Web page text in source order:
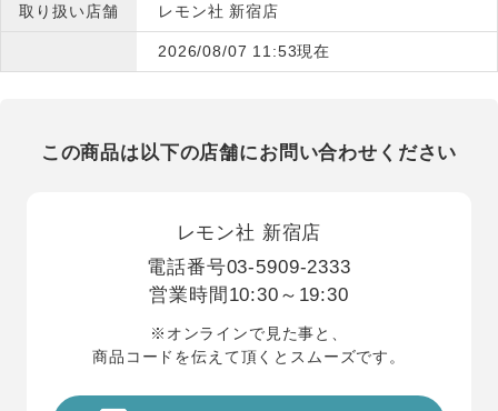
取り扱い店舗 レモン社 新宿店
2026/08/07 11:53現在
この商品は以下の店舗にお問い合わせください
レモン社 新宿店
電話番号03-5909-2333
営業時間 10:30～19:30
※オンラインで見た事と、
商品コードを伝えて頂くとスムーズです。